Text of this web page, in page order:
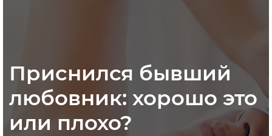
Приснился бывший
любовник: хорошо это
или плохо?